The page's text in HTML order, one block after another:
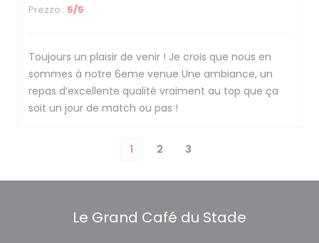
Prezzo : 5/5
Toujours un plaisir de venir ! Je crois que nous en
sommes à notre 6eme venue Une ambiance, un
repas d’excellente qualité vraiment au top que ça
soit un jour de match ou pas !
1 2 3
Le Grand Café du Stade